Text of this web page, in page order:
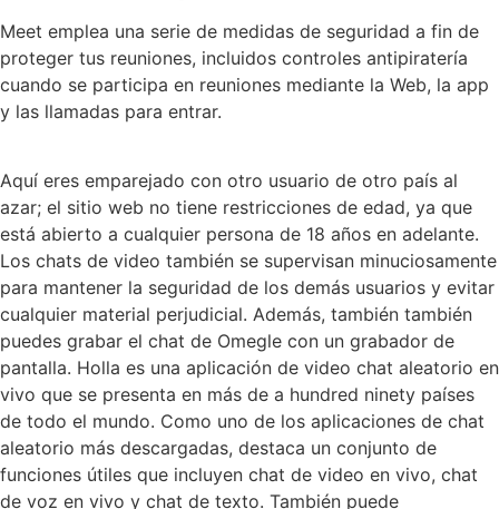
Meet emplea una serie de medidas de seguridad a fin de
proteger tus reuniones, incluidos controles antipiratería
cuando se participa en reuniones mediante la Web, la app
y las llamadas para entrar.
Aquí eres emparejado con otro usuario de otro país al
azar; el sitio web no tiene restricciones de edad, ya que
está abierto a cualquier persona de 18 años en adelante.
Los chats de video también se supervisan minuciosamente
para mantener la seguridad de los demás usuarios y evitar
cualquier material perjudicial. Además, también también
puedes grabar el chat de Omegle con un grabador de
pantalla. Holla es una aplicación de video chat aleatorio en
vivo que se presenta en más de a hundred ninety países
de todo el mundo. Como uno de los aplicaciones de chat
aleatorio más descargadas, destaca un conjunto de
funciones útiles que incluyen chat de video en vivo, chat
de voz en vivo y chat de texto. También puede